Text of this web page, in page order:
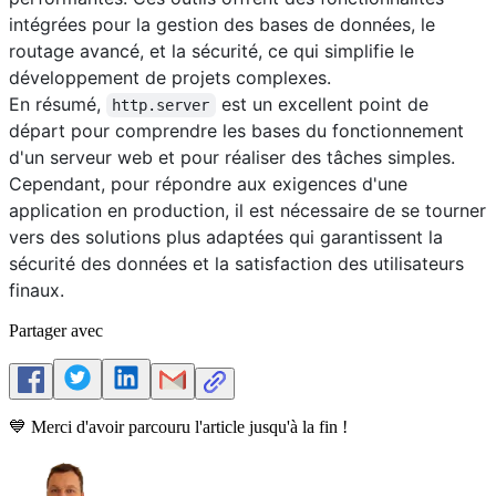
intégrées pour la gestion des bases de données, le
routage avancé, et la sécurité, ce qui simplifie le
développement de projets complexes.
En résumé,
http.server
est un excellent point de
départ pour comprendre les bases du fonctionnement
d'un serveur web et pour réaliser des tâches simples.
Cependant, pour répondre aux exigences d'une
application en production, il est nécessaire de se tourner
vers des solutions plus adaptées qui garantissent la
sécurité des données et la satisfaction des utilisateurs
finaux.
Partager avec
💙 Merci d'avoir parcouru l'article jusqu'à la fin !